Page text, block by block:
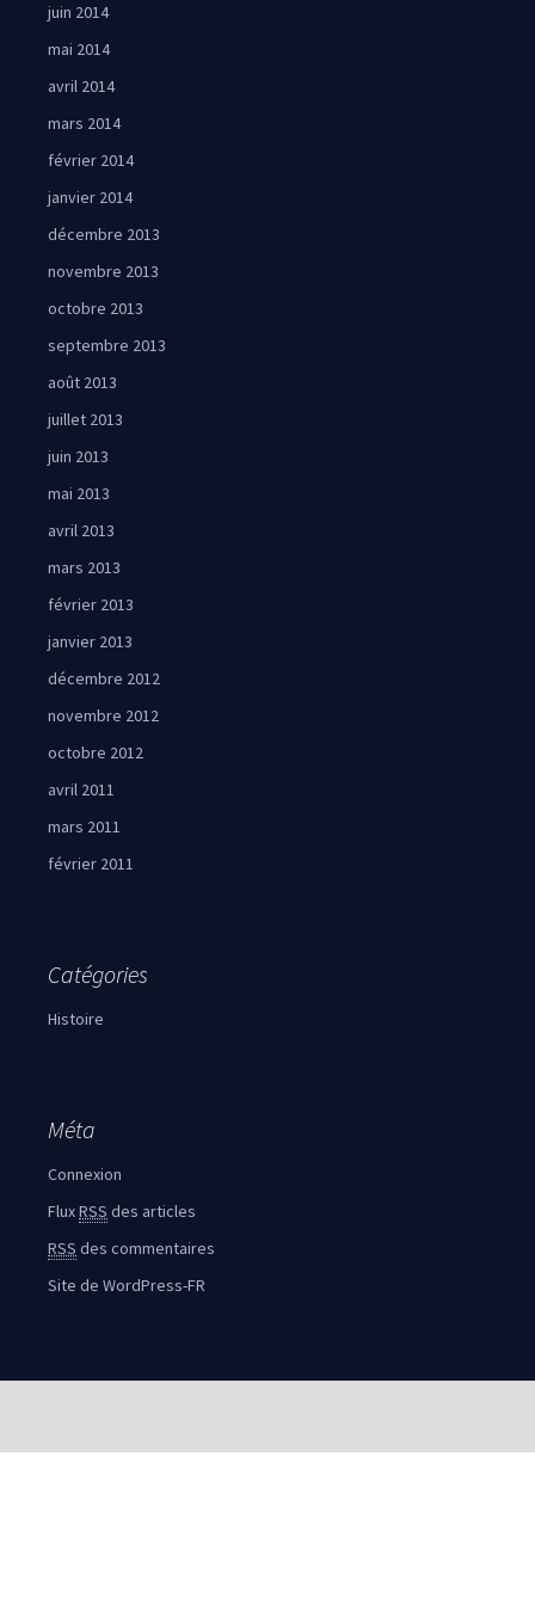
juin 2014
mai 2014
avril 2014
mars 2014
février 2014
janvier 2014
décembre 2013
novembre 2013
octobre 2013
septembre 2013
août 2013
juillet 2013
juin 2013
mai 2013
avril 2013
mars 2013
février 2013
janvier 2013
décembre 2012
novembre 2012
octobre 2012
avril 2011
mars 2011
février 2011
Catégories
Histoire
Méta
Connexion
FluxRSS des articles
RSS des commentaires
Site de WordPress-FR